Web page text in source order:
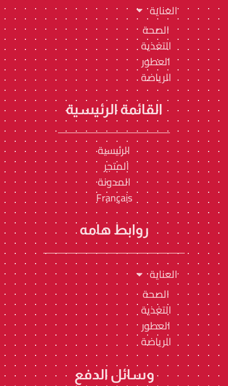
العناية
الصحة
التغذية
العطور
الرياضة
القائمة الرئيسية
الرئيسية
المتجر
المدونة
Français
روابط هامه
العناية
الصحة
التغذية
العطور
الرياضة
وسائل الدفع